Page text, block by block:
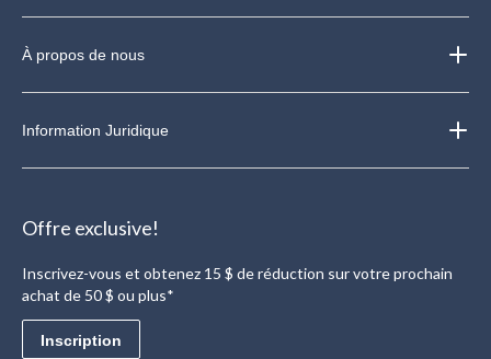
À propos de nous
Information Juridique
Offre exclusive!
Inscrivez-vous et obtenez 15 $ de réduction sur votre prochain
achat de 50 $ ou plus*
Inscription